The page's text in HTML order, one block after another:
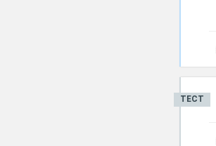
ТЕСТ